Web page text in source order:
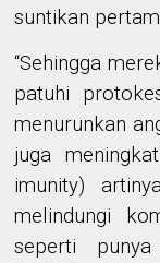
suntikan
“Sehingga
patuhi
menurunkan
juga
imunity)
melindungi
seperti